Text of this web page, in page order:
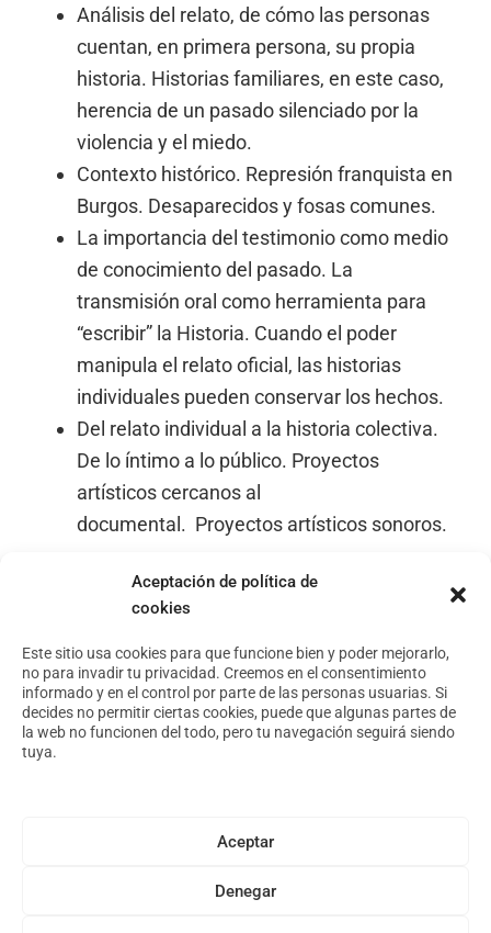
Aceptación de política de
cookies
Este sitio usa cookies para que funcione bien y poder mejorarlo,
no para invadir tu privacidad. Creemos en el consentimiento
informado y en el control por parte de las personas usuarias. Si
decides no permitir ciertas cookies, puede que algunas partes de
la web no funcionen del todo, pero tu navegación seguirá siendo
tuya.
Aceptar
Denegar
Análisis del relato, de cómo las personas
cuentan, en primera persona, su propia
historia. Historias familiares, en este caso,
herencia de un pasado silenciado por la
violencia y el miedo.
Contexto histórico. Represión franquista en
Burgos. Desaparecidos y fosas comunes.
La importancia del testimonio como medio
de conocimiento del pasado. La
transmisión oral como herramienta para
“escribir” la Historia. Cuando el poder
manipula el relato oficial, las historias
individuales pueden conservar los hechos.
Del relato individual a la historia colectiva.
De lo íntimo a lo público. Proyectos
artísticos cercanos al
documental. Proyectos artísticos sonoros.
Política de privacidad
Política de cookies
Conoce nuestro espacio